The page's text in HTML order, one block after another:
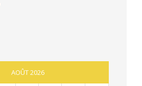
AOÛT 2026